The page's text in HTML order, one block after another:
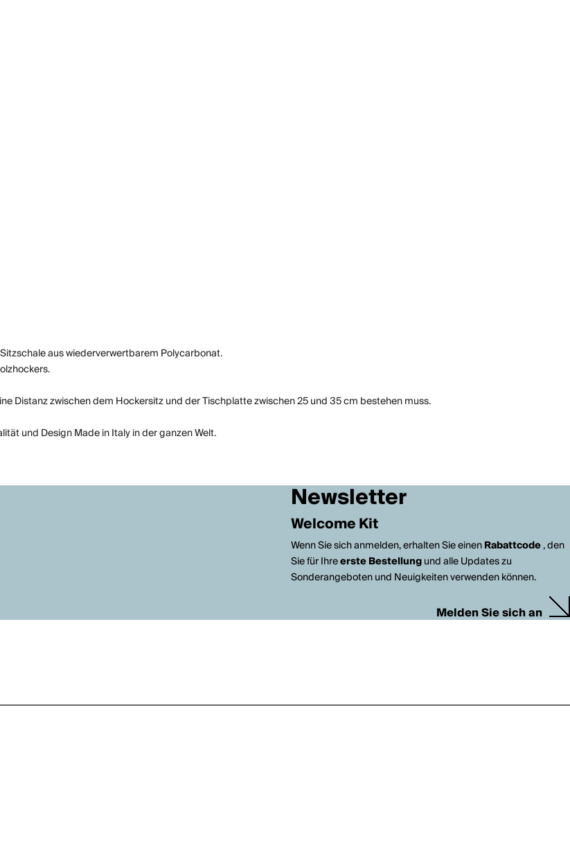
aus wiederverwertbarem Polycarbonat.
Distanz zwischen dem Hockersitz und der Tischplatte zwischen 25 und 35 cm bestehen muss.
und Design Made in Italy in der ganzen Welt.
Newsletter
Welcome Kit
Wenn Sie sich anmelden, erhalten Sie einenRabattcode, den
Sie für Ihreerste Bestellungund alle Updates zu
Sonderangeboten und Neuigkeiten verwenden können.
Melden Sie sich an